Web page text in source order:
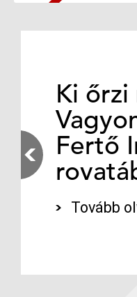
Ki őrzi
Fertő
Tovább